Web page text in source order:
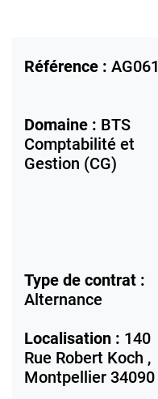
Référence : AG061
Domaine : BTS
Comptabilité et
Gestion (CG)
Type de contrat :
Alternance
Localisation : 140
Rue Robert Koch ,
Montpellier 34090